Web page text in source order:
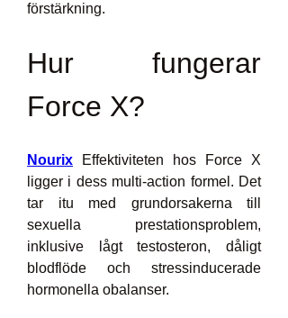
förstärkning.
Hur fungerar
Force X?
Nourix Effektiviteten hos Force X
ligger i dess multi-action formel. Det
tar itu med grundorsakerna till
sexuella prestationsproblem,
inklusive lågt testosteron, dåligt
blodflöde och stressinducerade
hormonella obalanser.